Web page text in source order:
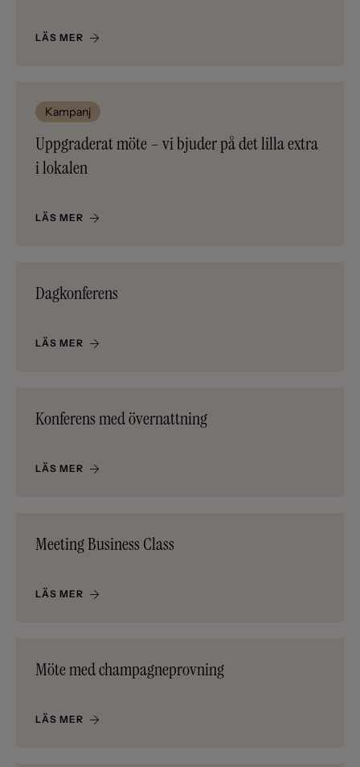
LÄS MER
Kampanj
Uppgraderat möte – vi bjuder på det lilla extra
i lokalen
LÄS MER
Dagkonferens
LÄS MER
Konferens med övernattning
LÄS MER
Meeting Business Class
LÄS MER
Möte med champagneprovning
LÄS MER